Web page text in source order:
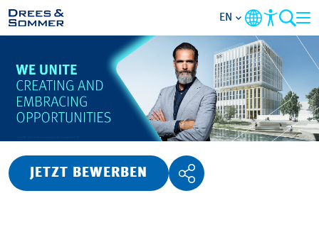
OVERVIEW
ABOUT US
AREAS OF ACTIVITY
EN
JETZT BEWERBEN